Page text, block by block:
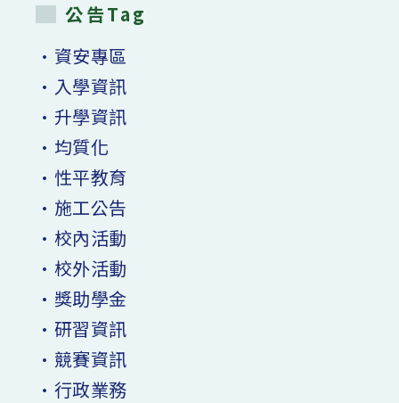
公告Tag
•資安專區
•入學資訊
•升學資訊
•均質化
•性平教育
•施工公告
•校內活動
•校外活動
•獎助學金
•研習資訊
•競賽資訊
•行政業務